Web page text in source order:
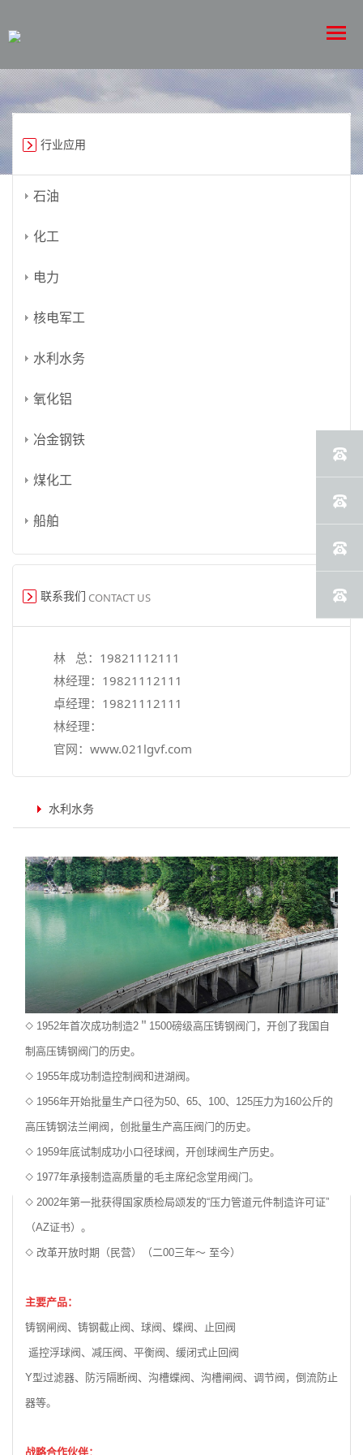
行业应用
石油
化工
电力
核电军工
水利水务
氧化铝
冶金钢铁
煤化工
船舶
联系我们 CONTACT US
林 总： 19821112111
林经理： 19821112111
卓经理： 19821112111
林经理：
官网： www.021lgvf.com
水利水务
◇ 1952年首次成功制造2＂1500磅级高压铸钢阀门，开创了我国自
制高压铸钢阀门的历史。
◇ 1955年成功制造控制阀和进湖阀。
◇ 1956年开始批量生产口径为50、65、100、125压力为160公斤的
高压铸钢法兰闸阀，创批量生产高压阀门的历史。
◇ 1959年底试制成功小口径球阀，开创球阀生产历史。
◇ 1977年承接制造高质量的毛主席纪念堂用阀门。
◇ 2002年第一批获得国家质检局颂发的“压力管道元件制造许可证”
（AZ证书）。
◇ 改革开放时期（民营）（二00三年～ 至今）
主要产品：
铸钢闸阀、铸钢截止阀、球阀、蝶阀、止回阀
遥控浮球阀、减压阀、平衡阀、缓闭式止回阀
Y型过滤器、防污隔断阀、沟槽蝶阀、沟槽闸阀、调节阀，倒流防止
器等。
战略合作伙伴：